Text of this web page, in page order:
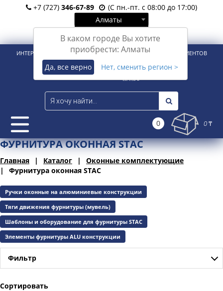
+7 (727) 346-67-89
(С пн.-пт. с 08:00 до 17:00)
Алматы
В каком городе Вы хотите
приобрести: Алматы
Да, все верно Нет, сменить регион >
Вход Регистрация
ИНТЕРНЕТ-МАГАЗИН ДЛЯ РОЗНИЧНЫХ И КОРПОРАТИВНЫХ КЛИЕНТОВ
0 0 ₸
ФУРНИТУРА ОКОННАЯ STAC
Главная Каталог
Оконные комплектующие
Фурнитура оконная STAC
Ручки оконные на алюминиевые конструкции
Тяги движения фурнитуры (мувель)
Шаблоны и оборудование для фурнитуры STAC
Элементы фурнитуры ALU конструкции
Фильтр
Сортировать